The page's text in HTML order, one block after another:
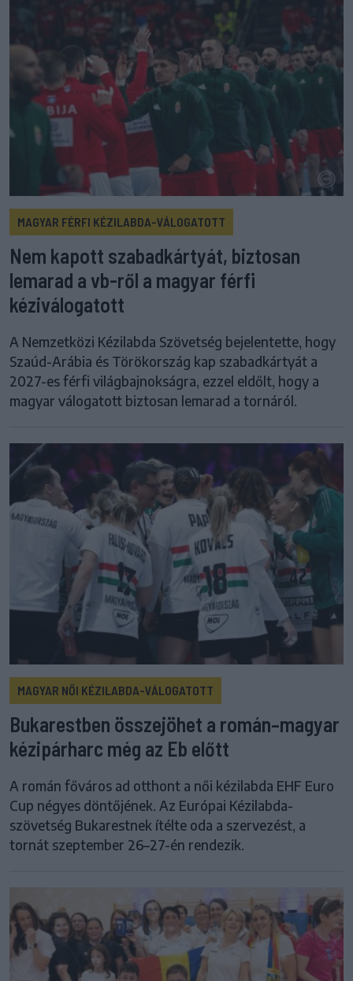
MAGYAR FÉRFI KÉZILABDA-VÁLOGATOTT
Nem kapott szabadkártyát, biztosan
lemarad a vb-ről a magyar férfi
kéziválogatott
A Nemzetközi Kézilabda Szövetség bejelentette, hogy
Szaúd-Arábia és Törökország kap szabadkártyát a
2027-es férfi világbajnokságra, ezzel eldőlt, hogy a
magyar válogatott biztosan lemarad a tornáról.
MAGYAR NŐI KÉZILABDA-VÁLOGATOTT
Bukarestben összejöhet a román–magyar
kézipárharc még az Eb előtt
A román főváros ad otthont a női kézilabda EHF Euro
Cup négyes döntőjének. Az Európai Kézilabda-
szövetség Bukarestnek ítélte oda a szervezést, a
tornát szeptember 26–27-én rendezik.